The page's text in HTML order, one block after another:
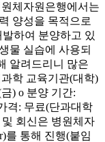
체자원은행에서는
양성을 목적으로
하여 분양하고 있
물 실습에 사용되
알려드리니 많은
학 교육기관(대학)
) o 분양 기간:
격: 무료(단과대학
회신은 병원체자
를 통해 진행(붙임